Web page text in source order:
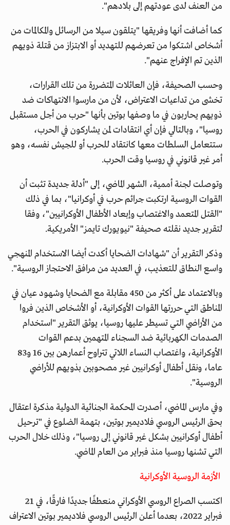
من العنف لدى عودتهم إلى بلادهم".
كما أضافت أنها وفريقها "يتلقون سيلا من الرسائل والمكالمات من
أشخاص اشتكوا من تعرضهم للتهديد أو الابتزاز من قتلة ذويهم
الذين تم الإفراج عنهم".
وحسب الصحيفة، فإن العائلات المتضررة من تلك القرارات،
تخشى من تداعيات الاعتراض، لأن من مارسوا الانتهاكات ضد
ذويهم يحاربون في ما وصفها بوتين بأنها "حرب من أجل مستقبل
روسيا"، وبالتالي فإن أي انتقادات لمن يشاركون في الحرب،
ستتعامل السلطات معها كانتقاد للحرب أو للجيش نفسه، وهو
أمر غير قانوني في روسيا وقت الحرب.
وتوصلت لجنة أممية، الشهر الماضي، إلى "أدلة جديدة تثبت أن
القوات الروسية ارتكبت جرائم حرب في أوكرانيا"، بما في ذلك
"القتل المتعمد والاغتصاب وإبعاد الأطفال الأوكرانيين"، وفقا
لتقرير جديد نقلته صحيفة "نيويورك تايمز" الأمريكية.
وذكر التقرير أن "شهادات الضحايا أكدت أيضا الاستخدام المنهجي
واسع النطاق للتعذيب، في العديد من مرافق الاحتجاز الروسية".
وبالاعتماد على أكثر من 450 مقابلة مع الضحايا وشهود عيان في
المناطق التي حررتها القوات الأوكرانية، أو الأشخاص الذين فروا
من الأراضي التي تسيطر عليها روسيا، يوثق التقرير "استخدام
الصدمات الكهربائية ضد السجناء المتهمين بدعم القوات
الأوكرانية، واغتصاب النساء اللاتي تتراوح أعمارهن بين 16 و83
عاما، ونقل أطفال أوكرانيين غير مصحوبين بذويهم للأراضي
الروسية".
وفي مارس الماضي، أصدرت المحكمة الجنائية الدولية مذكرة اعتقال
بحق الرئيس الروسي فلاديمير بوتين، بتهمة الضلوع في "ترحيل
أطفال أوكرانيين بشكل غير قانوني إلى روسيا"، وذلك خلال الحرب
التي تشنها روسيا منذ فبراير من العام الماضي.
الأزمة الروسية الأوكرانية
اكتسب الصراع الروسي الأوكراني منعطفًا جديدًا فارقًا، في 21
فبراير 2022، بعدما أعلن الرئيس الروسي فلاديمير بوتين الاعتراف